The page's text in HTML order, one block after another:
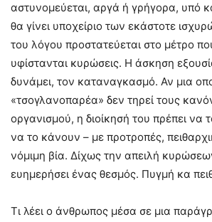
αστυνομεύεται, αργά ή γρήγορα, υπό
θα γίνει υποχείριο των εκάστοτε
του λόγου προστατεύεται στο μέτρο
υφίστανται κυρώσεις. Η άσκηση
δυνάμει, τον καταναγκασμό. Αν μια
«τσογλανοπαρέα» δεν τηρεί τους
οργανισμού, η διοίκησή του πρέπει να
να το κάνουν – με προτροπές,
νόμιμη βία. Δίχως την απειλή
ευημερήσει ένας θεσμός. Πυγμή κα
Τι λέει ο άνθρωπος μέσα σε μια